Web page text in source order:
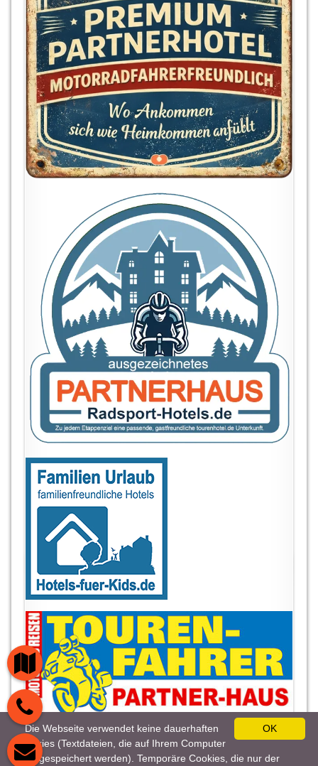
OK
Die Webseite verwendet keine dauerhaften
Cookies (Textdateien, die auf Ihrem Computer
gespeichert werden). Temporäre Cookies, die nur der